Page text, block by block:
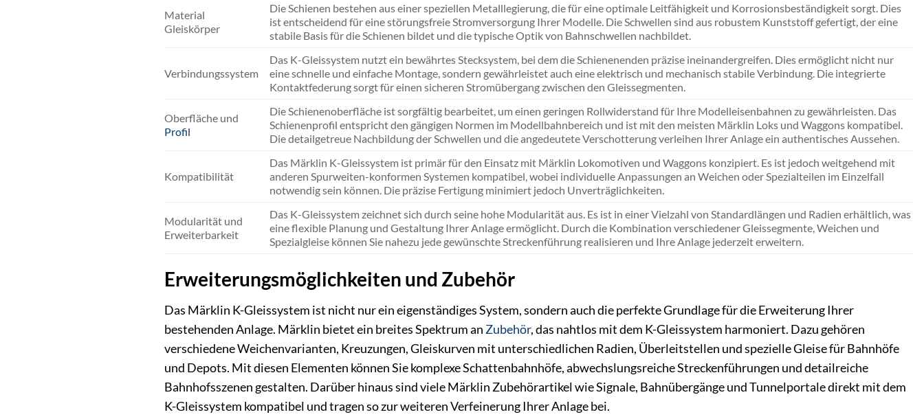
Material
Gleiskörper
Die Schienen bestehen aus einer speziellen Metalllegierung, die für eine optimale Leitfähigkeit und Korrosionsbeständigkeit sorgt. Dies
ist entscheidend für eine störungsfreie Stromversorgung Ihrer Modelle. Die Schwellen sind aus robustem Kunststoff gefertigt, der eine
stabile Basis für die Schienen bildet und die typische Optik von Bahnschwellen nachbildet.
Verbindungssystem
Das K-Gleissystem nutzt ein bewährtes Stecksystem, bei dem die Schienenenden präzise ineinandergreifen. Dies ermöglicht nicht nur
eine schnelle und einfache Montage, sondern gewährleistet auch eine elektrisch und mechanisch stabile Verbindung. Die integrierte
Kontaktfederung sorgt für einen sicheren Stromübergang zwischen den Gleissegmenten.
Oberfläche und
Profil
Die Schienenoberfläche ist sorgfältig bearbeitet, um einen geringen Rollwiderstand für Ihre Modelleisenbahnen zu gewährleisten. Das
Schienenprofil entspricht den gängigen Normen im Modellbahnbereich und ist mit den meisten Märklin Loks und Waggons kompatibel.
Die detailgetreue Nachbildung der Schwellen und die angedeutete Verschotterung verleihen Ihrer Anlage ein authentisches Aussehen.
Kompatibilität
Das Märklin K-Gleissystem ist primär für den Einsatz mit Märklin Lokomotiven und Waggons konzipiert. Es ist jedoch weitgehend mit
anderen Spurweiten-konformen Systemen kompatibel, wobei individuelle Anpassungen an Weichen oder Spezialteilen im Einzelfall
notwendig sein können. Die präzise Fertigung minimiert jedoch Unverträglichkeiten.
Modularität und
Erweiterbarkeit
Das K-Gleissystem zeichnet sich durch seine hohe Modularität aus. Es ist in einer Vielzahl von Standardlängen und Radien erhältlich, was
eine flexible Planung und Gestaltung Ihrer Anlage ermöglicht. Durch die Kombination verschiedener Gleissegmente, Weichen und
Spezialgleise können Sie nahezu jede gewünschte Streckenführung realisieren und Ihre Anlage jederzeit erweitern.
Erweiterungsmöglichkeiten und Zubehör
Das Märklin K-Gleissystem ist nicht nur ein eigenständiges System, sondern auch die perfekte Grundlage für die Erweiterung Ihrer
bestehenden Anlage. Märklin bietet ein breites Spektrum an Zubehör, das nahtlos mit dem K-Gleissystem harmoniert. Dazu gehören
verschiedene Weichenvarianten, Kreuzungen, Gleiskurven mit unterschiedlichen Radien, Überleitstellen und spezielle Gleise für Bahnhöfe
und Depots. Mit diesen Elementen können Sie komplexe Schattenbahnhöfe, abwechslungsreiche Streckenführungen und detailreiche
Bahnhofsszenen gestalten. Darüber hinaus sind viele Märklin Zubehörartikel wie Signale, Bahnübergänge und Tunnelportale direkt mit dem
K-Gleissystem kompatibel und tragen so zur weiteren Verfeinerung Ihrer Anlage bei.